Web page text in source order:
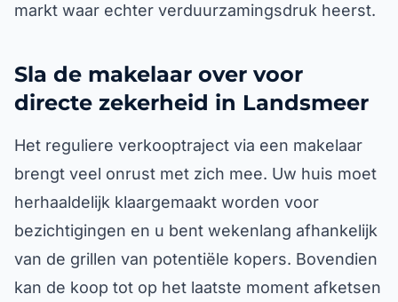
markt waar echter verduurzamingsdruk heerst.
Sla de makelaar over voor
directe zekerheid in Landsmeer
Het reguliere verkooptraject via een makelaar
brengt veel onrust met zich mee. Uw huis moet
herhaaldelijk klaargemaakt worden voor
bezichtigingen en u bent wekenlang afhankelijk
van de grillen van potentiële kopers. Bovendien
kan de koop tot op het laatste moment afketsen